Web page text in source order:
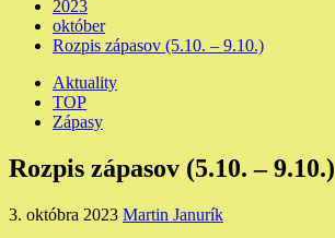
2023
október
Rozpis zápasov (5.10. – 9.10.)
Aktuality
TOP
Zápasy
Rozpis zápasov (5.10. – 9.10.)
3. októbra 2023 Martin Janurík